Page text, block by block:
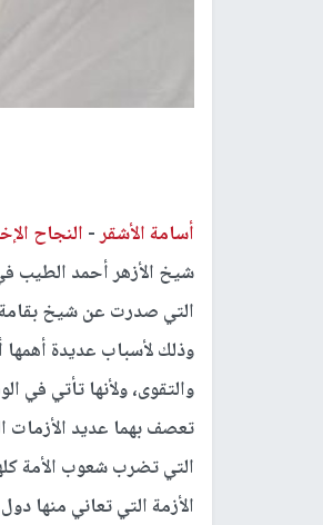
أسامة الأشقر-النجاح
شيخ الأزهر أحمد الطيب
التي صدرت عن شيخ
وذلك لأسباب عديدة
والتقوى، ولأنها تأتي في
تعصف بهما عديد الأزمات
التي تضرب شعوب الأمة
الأزمة التي تعاني منها